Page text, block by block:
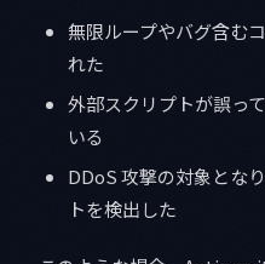
無限ループやバグ含む
れた
外部スクリプトが誤っ
いる
DDoS 攻撃の対象とな
トを検出した